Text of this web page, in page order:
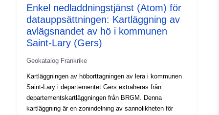
Typ:
Resurs:
http://inspire.ec.europa.eu/
codelist/SpatialDataServiceType/
Enkel nedladdningstjänst (Atom) för
datauppsättningen: Kartläggning av
avlägsnandet av hö i kommunen
Saint-Lary (Gers)
Geokatalog Frankrike
Kartläggningen av höborttagningen av lera i kommunen
Saint-Lary i departementet Gers extraheras från
departementskartläggningen från BRGM. Denna
kartläggning är en zonindelning av sannolikheten för